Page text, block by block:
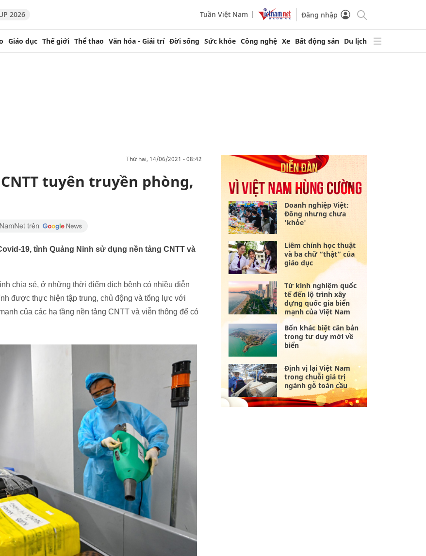
2026 Tuần Việt Nam Đăng nhập
Giáo dục Thế giới Thể thao Văn hóa - Giải trí Đời sống Sức khỏe Công nghệ Xe Bất động sản Du lịch
thứ hai, 14/06/2021 - 08:42
tuyên truyền phòng,
19, tỉnh Quảng Ninh sử dụng nền tảng CNTT và
chia sẻ, ở những thời điểm dịch bệnh có nhiều diễn
được thực hiện tập trung, chủ động và tổng lực với
của các hạ tầng nền tảng CNTT và viễn thông để có
Doanh nghiệp Việt:
Đông nhưng chưa
'khỏe'
Liêm chính học thuật
và ba chữ “thật” của
giáo dục
Từ kinh nghiệm quốc
tế đến lộ trình xây
dựng quốc gia biển
mạnh của Việt Nam
Bốn khác biệt căn bản
trong tư duy mới về
biển
Định vị lại Việt Nam
trong chuỗi giá trị
ngành gỗ toàn cầu